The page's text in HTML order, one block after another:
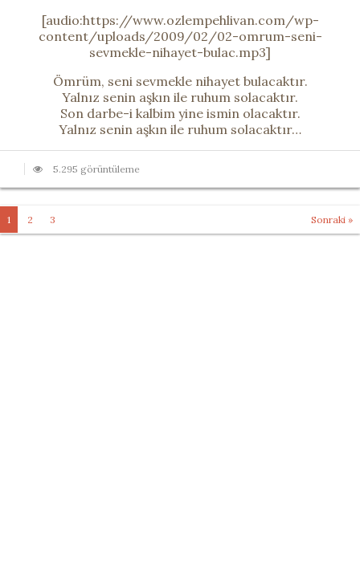
[audio:https://www.ozlempehlivan.com/wp-
content/uploads/2009/02/02-omrum-seni-
sevmekle-nihayet-bulac.mp3]
Ömrüm, seni sevmekle nihayet bulacaktır.
Yalnız senin aşkın ile ruhum solacaktır.
Son darbe-i kalbim yine ismin olacaktır.
Yalnız senin aşkın ile ruhum solacaktır…
5.295 görüntüleme
1 2 3 Sonraki »